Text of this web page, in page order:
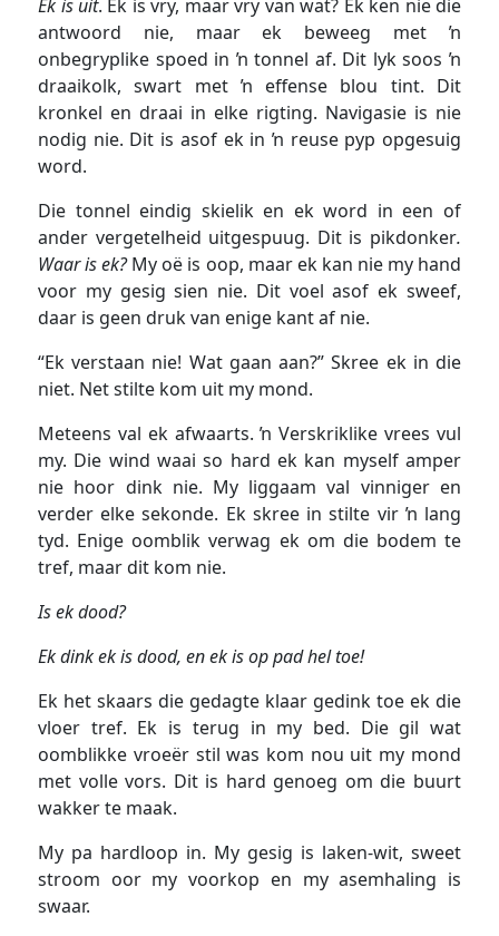
Ek is uit. Ek is vry, maar vry van wat? Ek ken nie die
antwoord nie, maar ek beweeg met ŉ
onbegryplike spoed in ŉ tonnel af. Dit lyk soos ŉ
draaikolk, swart met ŉ effense blou tint. Dit
kronkel en draai in elke rigting. Navigasie is nie
nodig nie. Dit is asof ek in ŉ reuse pyp opgesuig
word.
Die tonnel eindig skielik en ek word in een of
ander vergetelheid uitgespuug. Dit is pikdonker.
Waar is ek?My oë is oop, maar ek kan nie my hand
voor my gesig sien nie. Dit voel asof ek sweef,
daar is geen druk van enige kant af nie.
“Ek verstaan nie! Wat gaan aan?” Skree ek in die
niet. Net stilte kom uit my mond.
Meteens val ek afwaarts. ŉ Verskriklike vrees vul
my. Die wind waai so hard ek kan myself amper
nie hoor dink nie. My liggaam val vinniger en
verder elke sekonde. Ek skree in stilte vir ŉ lang
tyd. Enige oomblik verwag ek om die bodem te
tref, maar dit kom nie.
Is ek dood?
Ek dink ek is dood, en ek is op pad hel toe!
Ek het skaars die gedagte klaar gedink toe ek die
vloer tref. Ek is terug in my bed. Die gil wat
oomblikke vroeër stil was kom nou uit my mond
met volle vors. Dit is hard genoeg om die buurt
wakker te maak.
My pa hardloop in. My gesig is laken-wit, sweet
stroom oor my voorkop en my asemhaling is
swaar.